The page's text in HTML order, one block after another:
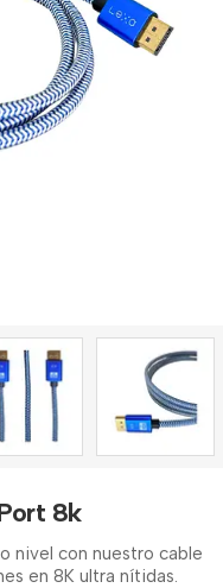
8k
nivel con nuestro cable
en 8K ultra nítidas.